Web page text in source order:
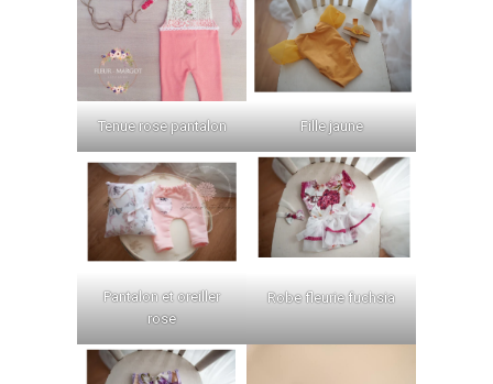
Tenue rose pantalon Fille jaune
Pantalon et oreiller
rose
Robe fleurie fuchsia